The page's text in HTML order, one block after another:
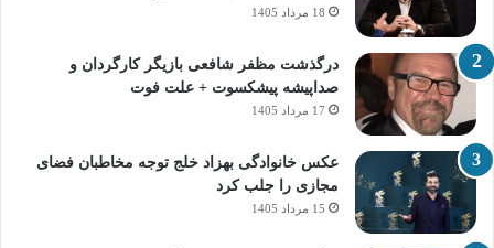
18 مرداد 1405
درگذشت مظفر شافعی بازیگر کارگردان و
صداپیشه پیشکسوت + علت فوت
17 مرداد 1405
عکس خانوادگی بهزاد خلج توجه مخاطبان فضای
مجازی را جلب کرد
15 مرداد 1405